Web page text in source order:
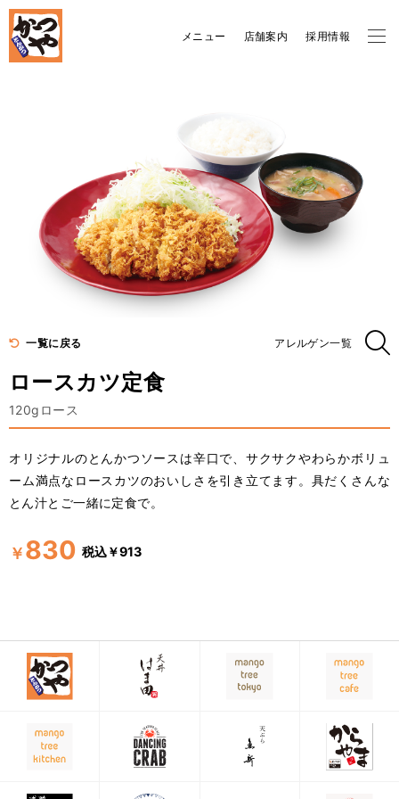
メニュー 店舗案内 採用情報
ロースカツ定食
120gロース
一覧に戻る
オリジナルのとんかつソースは辛口で、サクサクやわらかボリュ
ーム満点なロースカツのおいしさを引き立てます。具だくさんな
とん汁とご一緒に定食で。
￥830 税込￥913
アレルゲン一覧